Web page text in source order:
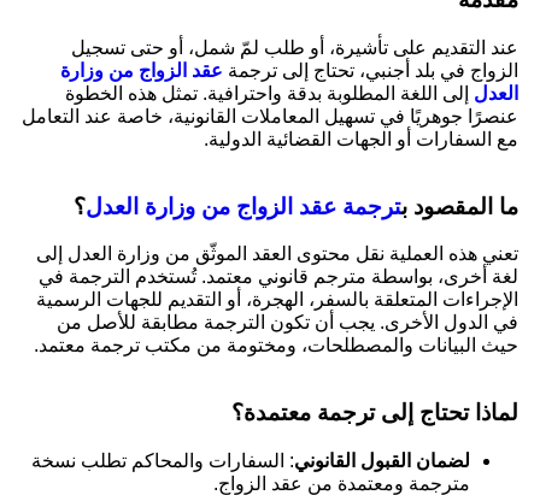
عند التقديم على تأشيرة، أو طلب لمّ شمل، أو حتى تسجيل
الزواج في بلد أجنبي، تحتاج إلى ترجمة عقد الزواج من وزارة
العدل إلى اللغة المطلوبة بدقة واحترافية. تمثل هذه الخطوة
عنصرًا جوهريًا في تسهيل المعاملات القانونية، خاصة عند التعامل
مع السفارات أو الجهات القضائية الدولية.
ما المقصود بترجمة عقد الزواج من وزارة العدل؟
تعني هذه العملية نقل محتوى العقد الموثّق من وزارة العدل إلى
لغة أخرى، بواسطة مترجم قانوني معتمد. تُستخدم الترجمة في
الإجراءات المتعلقة بالسفر، الهجرة، أو التقديم للجهات الرسمية
في الدول الأخرى. يجب أن تكون الترجمة مطابقة للأصل من
حيث البيانات والمصطلحات، ومختومة من مكتب ترجمة معتمد.
لماذا تحتاج إلى ترجمة معتمدة؟
لضمان القبول القانوني: السفارات والمحاكم تطلب نسخة
مترجمة ومعتمدة من عقد الزواج.